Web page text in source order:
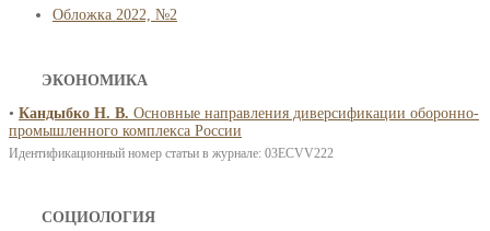
Обложка 2022, №2
ЭКОНОМИКА
• Кандыбко Н. В. Основные направления диверсификации оборонно-
промышленного комплекса России
Идентификационный номер статьи в журнале: 03ECVV222
СОЦИОЛОГИЯ